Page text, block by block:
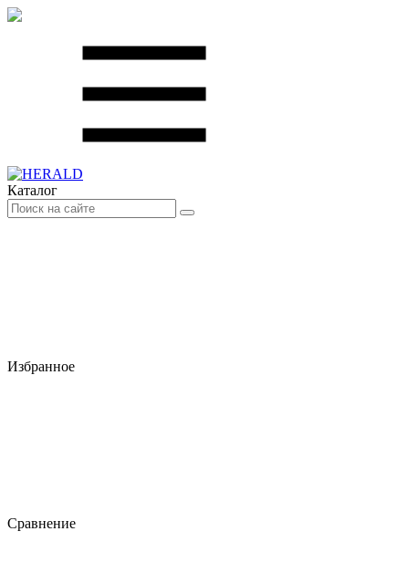
Каталог
Избранное
Сравнение